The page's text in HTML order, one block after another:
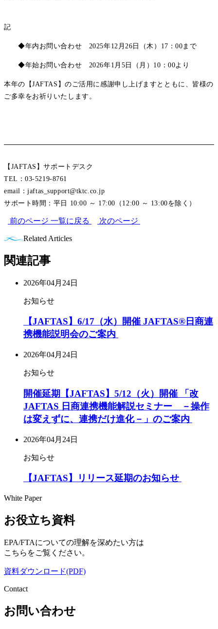
記
◆年内お問い合わせ 2025年12月26日（木）17：00まで
◆年始お問い合わせ 2026年1月5日（月）10：00より
本年の【JAFTAS】のご活用に感謝申し上げますとともに、皆様の
ご多幸をお祈りいたします。
【JAFTAS】サポートデスク
TEL：03-5219-8761
email：jaftas_support@tktc.co.jp
サポート時間：平日 10:00 ～ 17:00（12:00 ～ 13:00を除く）
前のページ 一覧に戻る 次のページ
Related Articles
関連記事
2026年04月24日
お知らせ
【JAFTAS】6/17（水）開催 JAFTAS®日商連
携機能説明会のご案内
2026年04月24日
お知らせ
開催延期【JAFTAS】5/12（火）開催 「改
JAFTAS 日商連携機能解説セミナー －操作
は変えずに、連携だけ進化－」のご案内
2026年04月24日
お知らせ
【JAFTAS】リリース延期のお知らせ
White Paper
お役立ち資料
EPA/FTAについての理解を深めたい方は
こちらをご覧ください。
資料ダウンロード(PDF)
Contact
お問い合わせ